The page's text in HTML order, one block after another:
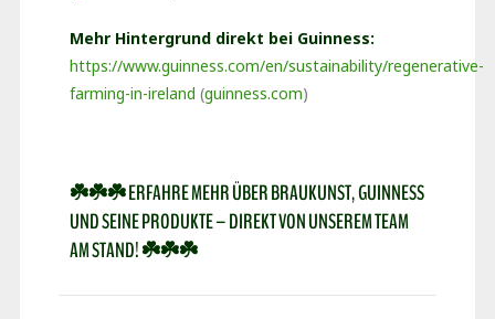
Mehr Hintergrund direkt bei Guinness:
https://www.guinness.com/en/sustainability/regenerative-
farming-in-ireland (guinness.com)
☘️☘️☘️ ERFAHRE MEHR ÜBER BRAUKUNST, GUINNESS
UND SEINE PRODUKTE – DIREKT VON UNSEREM TEAM
AM STAND! ☘️☘️☘️